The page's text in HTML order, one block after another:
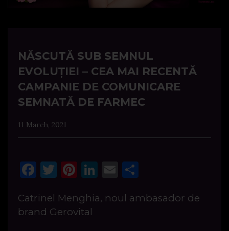
NĂSCUTĂ SUB SEMNUL
EVOLUȚIEI – CEA MAI RECENTĂ
CAMPANIE DE COMUNICARE
SEMNATĂ DE FARMEC
11 March, 2021
Facebook
Twitter
Pinterest
LinkedIn
Email
Catrinel Menghia, noul ambasador de
brand Gerovital